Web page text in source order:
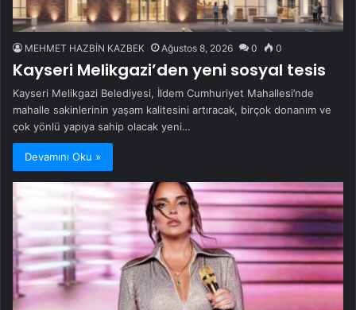
MEHMET HAZBİN KAZBEK Ağustos 8, 2026 0 0
Kayseri Melikgazi’den yeni sosyal tesis
Kayseri Melikgazi Belediyesi, İldem Cumhuriyet Mahallesi’nde
mahalle sakinlerinin yaşam kalitesini artıracak, birçok donanım ve
çok yönlü yapıya sahip olacak yeni…
Devamını Oku »